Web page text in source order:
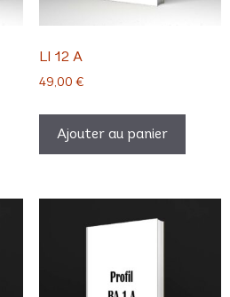
LI 12 A
49,00 €
Ajouter au panier